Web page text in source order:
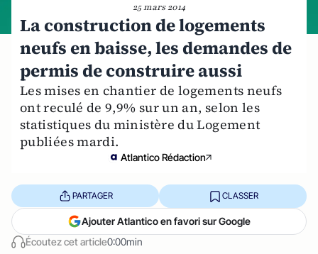
25 mars 2014
La construction de logements
neufs en baisse, les demandes de
permis de construire aussi
Les mises en chantier de logements neufs
ont reculé de 9,9% sur un an, selon les
statistiques du ministère du Logement
publiées mardi.
Atlantico Rédaction
Écoutez cet article0:00min
PARTAGER CLASSER
Ajouter Atlantico en favori sur Google